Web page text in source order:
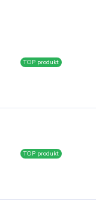
TOP produkt
TOP produkt